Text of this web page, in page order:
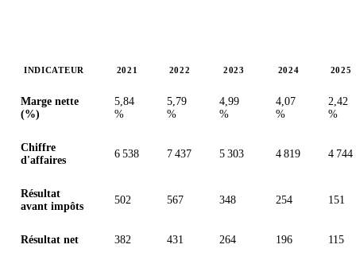
INDICATEUR 2021 2022 2023 2024 2025
Marge nette
(%)
5,84
%
5,79
%
4,99
%
4,07
%
2,42
%
Chiffre
d'affaires
6 538 7 437 5 303 4 819 4 744
Résultat
avant impôts
502 567 348 254 151
Résultat net 382 431 264 196 115